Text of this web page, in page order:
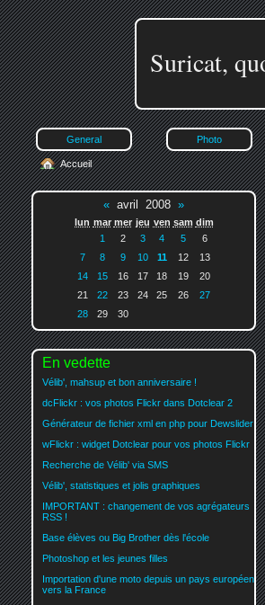
Suricat,
General Photo
Accueil
« avril 2008 »
lun mar mer jeu ven sam dim
1
2 3 4 5
6
7
8 9 10 11 12
13
14
15 16 17 18 19
20
21
22 23 24 25 26
27
28
29 30
En vedette
Vélib', mahsup et bon anniversaire !
dcFlickr : vos photos Flickr dans Dotclear 2
Générateur de fichier xml en php pour Dewslider
wFlickr : widget Dotclear pour vos photos Flickr
Recherche de Vélib' via SMS
Vélib', statistiques et jolis graphiques
IMPORTANT : changement de vos agrégateurs
RSS !
Base élèves ou Big Brother dès l'école
Photoshop et les jeunes filles
Importation d'une moto depuis un pays européen
vers la France